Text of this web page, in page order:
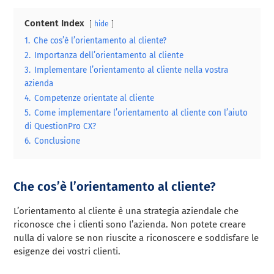
Content Index hide
1. Che cos’è l’orientamento al cliente?
2. Importanza dell’orientamento al cliente
3. Implementare l’orientamento al cliente nella vostra
azienda
4. Competenze orientate al cliente
5. Come implementare l’orientamento al cliente con l’aiuto
di QuestionPro CX?
6. Conclusione
Che cos’è l’orientamento al cliente?
L’orientamento al cliente è una strategia aziendale che
riconosce che i clienti sono l’azienda. Non potete creare
nulla di valore se non riuscite a riconoscere e soddisfare le
esigenze dei vostri clienti.